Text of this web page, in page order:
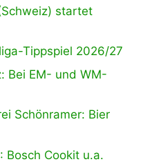
startet
Tippspiel 2026/27
Bei EM- und WM-
Schönramer: Bier
Bosch Cookit u.a.